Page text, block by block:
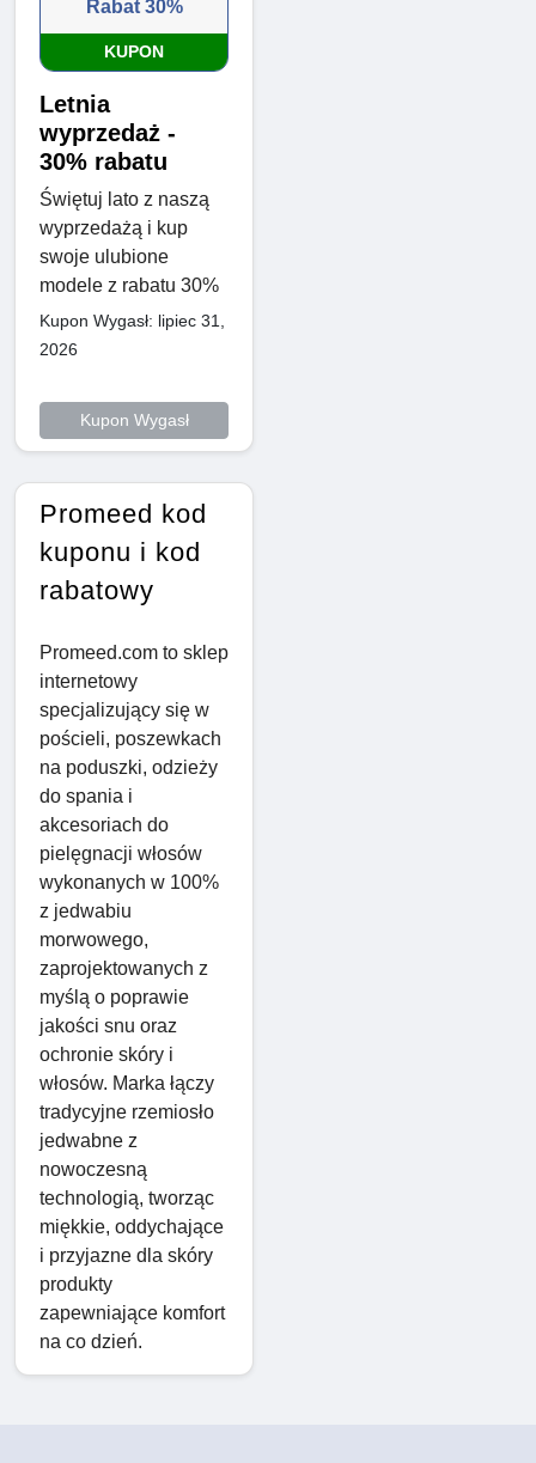
Rabat 30%
KUPON
Letnia
wyprzedaż -
30% rabatu
Świętuj lato z naszą
wyprzedażą i kup
swoje ulubione
modele z rabatu 30%
Kupon Wygasł: lipiec 31,
2026
Kupon Wygasł
Promeed kod
kuponu i kod
rabatowy
Promeed.com to sklep
internetowy
specjalizujący się w
pościeli, poszewkach
na poduszki, odzieży
do spania i
akcesoriach do
pielęgnacji włosów
wykonanych w 100%
z jedwabiu
morwowego,
zaprojektowanych z
myślą o poprawie
jakości snu oraz
ochronie skóry i
włosów. Marka łączy
tradycyjne rzemiosło
jedwabne z
nowoczesną
technologią, tworząc
miękkie, oddychające
i przyjazne dla skóry
produkty
zapewniające komfort
na co dzień.